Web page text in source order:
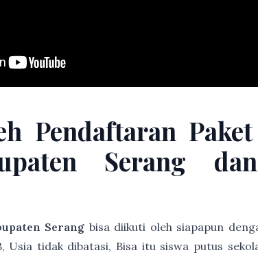
Pendaftaran
Serang
Serang bisa diikuti oleh siapapun
Usia tidak dibatasi, Bisa itu siswa putus